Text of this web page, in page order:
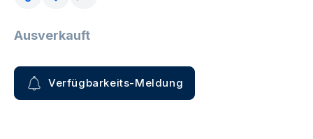
Ausverkauft
Verfügbarkeits-Meldung